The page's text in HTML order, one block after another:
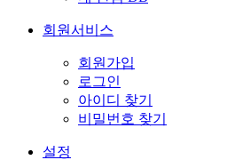
회원서비스
회원가입
로그인
아이디 찾기
비밀번호 찾기
설정